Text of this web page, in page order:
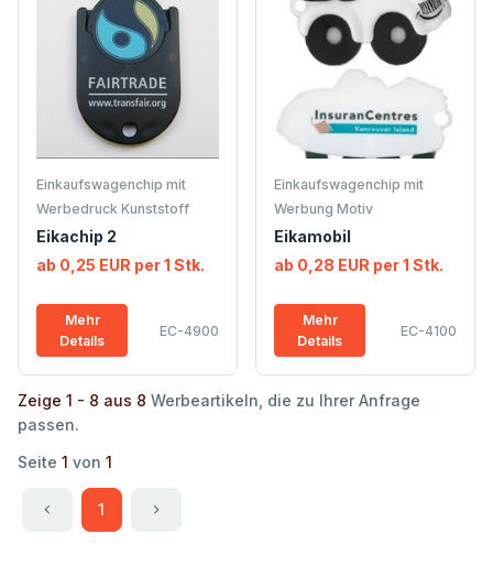
Einkaufswagenchip mit
Werbedruck Kunststoff
Eikachip 2
ab 0,25 EUR per 1 Stk.
Mehr
Details
EC-4900
Einkaufswagenchip mit
Werbung Motiv
Eikamobil
ab 0,28 EUR per 1 Stk.
Mehr
Details
EC-4100
Zeige 1 - 8 aus 8 Werbeartikeln, die zu Ihrer Anfrage
passen.
Seite 1 von 1
1